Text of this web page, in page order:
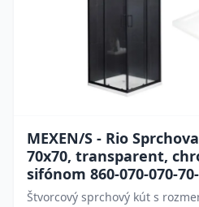
MEXEN/S - Rio
70x70, transparent,
sifónom 860-070-070-
Štvorcový sprchový kút s